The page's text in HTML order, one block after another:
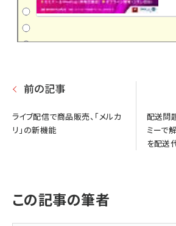
前の記事
ライブ配信で商品販売、「メルカ
リ」の新機能
配送問
ミーで
を配送
この記事の筆者